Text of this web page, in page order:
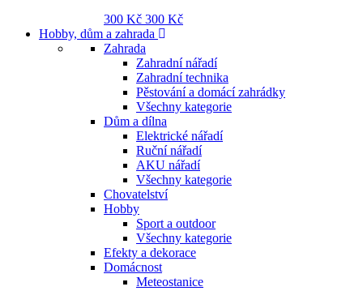
300 Kč 300 Kč
Hobby, dům a zahrada
Zahrada
Zahradní nářadí
Zahradní technika
Pěstování a domácí zahrádky
Všechny kategorie
Dům a dílna
Elektrické nářadí
Ruční nářadí
AKU nářadí
Všechny kategorie
Chovatelství
Hobby
Sport a outdoor
Všechny kategorie
Efekty a dekorace
Domácnost
Meteostanice